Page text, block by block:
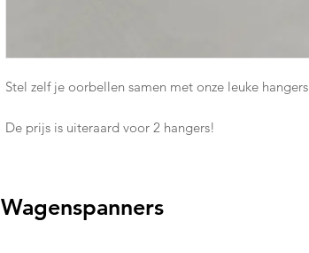
Stel zelf je oorbellen samen met onze leuke hangers
De prijs is uiteraard voor 2 hangers!
Wagenspanners